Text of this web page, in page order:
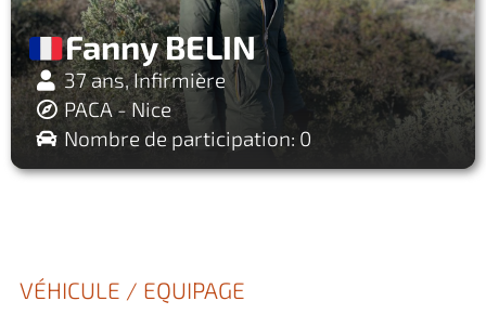
Fanny BELIN
37 ans, Infirmière
PACA - Nice
Nombre de participation: 0
VÉHICULE / EQUIPAGE